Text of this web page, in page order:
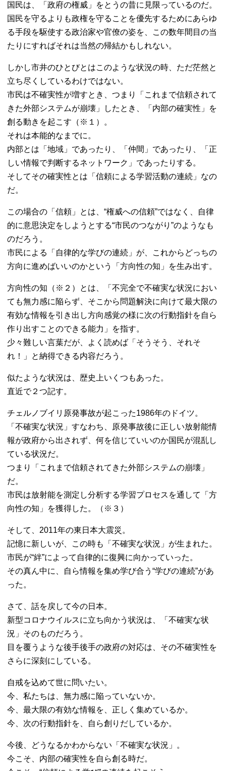
国民は、「政府の権威」をとうの昔に見限っているのだ。
国民を守るよりも政権を守ることを優先するためにあらゆ
る手段を駆使する政治家や官僚の姿を、この数年間目の当
たりにすればそれは当然の帰結かもしれない。
しかし市井のひとびとはこのような状況の時、ただ茫然と
立ち尽くしているわけではない。
市民は不確実性が増すとき、つまり「これまで信頼されて
きた外部システムが崩壊」したとき、「内部の確実性」を
創る動きを起こす（※１）。
それは本能的なまでに。
内部とは「地域」であったり、「仲間」であったり、「正
しい情報で判断するネットワーク」であったりする。
そしてその確実性とは「信頼による学習活動の連続」なの
だ。
この場合の「信頼」とは、“権威への信頼”ではなく、自律
的に意思決定をしようとする“市民のつながり”のようなも
のだろう。
市民による「自律的な学びの連続」が、これからどっちの
方向に進めばいいのかという「方向性の知」を生み出す。
方向性の知（※２）とは、「不完全で不確実な状況におい
ても無力感に陥らず、そこから問題解決に向けて最大限の
有効な情報を引き出し方向感覚の様に次の行動指針を自ら
作り出すことのできる能力」を指す。
少々難しい言葉だが、よく読めば「そうそう、それそ
れ！」と納得できる内容だろう。
似たような状況は、歴史上いくつもあった。
直近で２つ記す。
チェルノブイリ原発事故が起こった1986年のドイツ。
「不確実な状況」すなわち、原発事故後に正しい放射能情
報が政府から出されず、何を信じていいのか国民が混乱し
ている状況だ。
つまり「これまで信頼されてきた外部システムの崩壊」
だ。
市民は放射能を測定し分析する学習プロセスを通して「方
向性の知」を獲得した。（※３）
そして、2011年の東日本大震災。
記憶に新しいが、この時も「不確実な状況」が生まれた。
市民が“絆”によって自律的に復興に向かっていった。
その真ん中に、自ら情報を集め学び合う“学びの連続”があ
った。
さて、話を戻して今の日本。
新型コロナウイルスに立ち向かう状況は、「不確実な状
況」そのものだろう。
目を覆うような後手後手の政府の対応は、その不確実性を
さらに深刻にしている。
自戒を込めて世に問いたい。
今、私たちは、無力感に陥っていないか。
今、最大限の有効な情報を、正しく集めているか。
今、次の行動指針を、自ら創りだしているか。
今後、どうなるかわからない「不確実な状況」。
今こそ、内部の確実性を自ら創る時だ。